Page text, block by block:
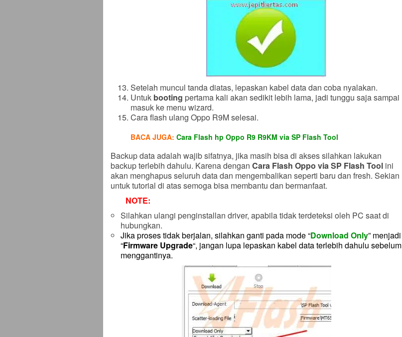
Setelah muncul tanda diatas, lepaskan kabel data dan coba nyalakan.
Untuk booting pertama kali akan sedikit lebih lama, jadi tunggu saja sampai
masuk ke menu wizard.
Cara flash ulang Oppo R9M selesai.
BACA JUGA: Cara Flash hp Oppo R9 R9KM via SP Flash Tool
Backup data adalah wajib sifatnya, jika masih bisa di akses silahkan lakukan
backup terlebih dahulu. Karena dengan Cara Flash Oppo via SP Flash Tool ini
akan menghapus seluruh data dan mengembalikan seperti baru dan fresh. Sekian
untuk tutorial di atas semoga bisa membantu dan bermanfaat.
NOTE:
Silahkan ulangi penginstallan driver, apabila tidak terdeteksi oleh PC saat di
hubungkan.
Jika proses tidak berjalan, silahkan ganti pada mode “Download Only” menjadi
“Firmware Upgrade“, jangan lupa lepaskan kabel data terlebih dahulu sebelum
menggantinya.